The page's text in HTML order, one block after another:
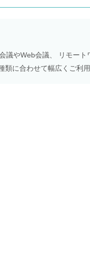
やWeb会議、 リモート
に合わせて幅広くご利用